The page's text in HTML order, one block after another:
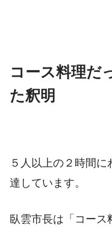
コース料理だ
た釈明
５人以上の２時間
達しています。
臥雲市長は「コース